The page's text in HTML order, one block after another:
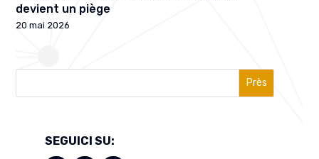
devient un piège
20 mai 2026
Près
SEGUICI SU: